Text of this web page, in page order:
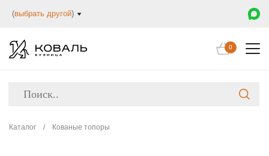
(выбрать другой)
0
Каталог / Кованые топоры